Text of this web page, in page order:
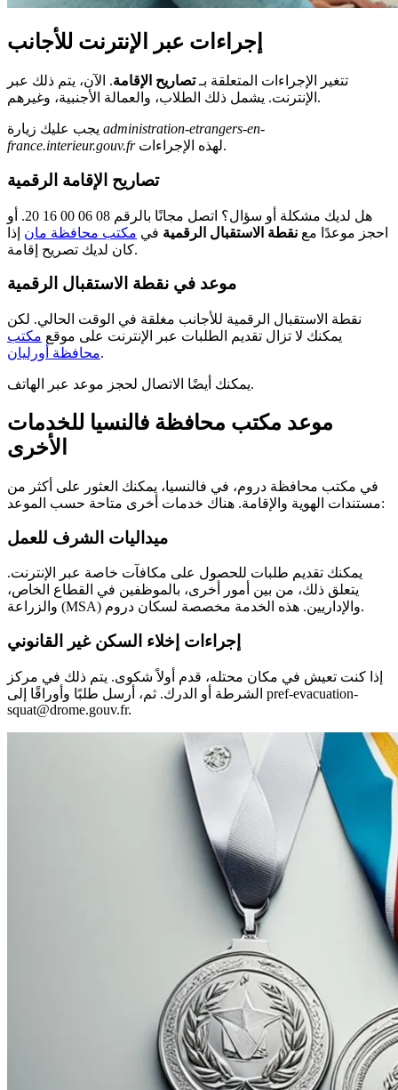
إجراءات عبر الإنترنت للأجانب
تتغير الإجراءات المتعلقة بـتصاريح الإقامة. الآن، يتم ذلك عبر
الإنترنت. يشمل ذلك الطلاب، والعمالة الأجنبية، وغيرهم.
administration-etrangers-en-
france.interieur.gouv.fr
لهذه الإجراءات.
تصاريح الإقامة الرقمية
هل لديك مشكلة أو سؤال؟ اتصل مجانًا بالرقم 08 06 00 16 20. أو
احجز موعدًا مع نقطة الاستقبال الرقمية في مكتب محافظة مان إذا
كان لديك تصريح إقامة.
موعد في نقطة الاستقبال الرقمية
نقطة الاستقبال الرقمية للأجانب مغلقة في الوقت الحالي. لكن
يمكنك لا تزال تقديم الطلبات عبر الإنترنت على موقع مكتب
محافظة أورليان.
يمكنك أيضًا الاتصال لحجز موعد عبر الهاتف.
موعد مكتب محافظة فالنسيا للخدمات
الأخرى
في مكتب محافظة دروم، في فالنسيا، يمكنك العثور على أكثر من
مستندات الهوية والإقامة. هناك خدمات أخرى متاحة حسب الموعد:
ميداليات الشرف للعمل
يمكنك تقديم طلبات للحصول على مكافآت خاصة عبر الإنترنت.
يتعلق ذلك، من بين أمور أخرى، بالموظفين في القطاع الخاص،
والزراعة (MSA) والإداريين. هذه الخدمة مخصصة لسكان دروم.
إجراءات إخلاء السكن غير القانوني
إذا كنت تعيش في مكان محتله، قدم أولاً شكوى. يتم ذلك في مركز
الشرطة أو الدرك. ثم، أرسل طلبًا وأوراقًا إلى pref-evacuation-
squat@drome.gouv.fr.